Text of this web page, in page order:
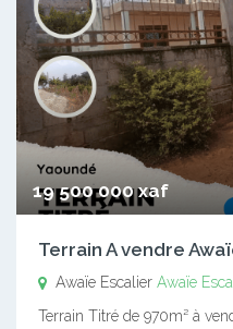
19 500 000 xaf
Terrain A vendre
Awaïe Escalier Awaïe
Terrain Titré de 970m² à